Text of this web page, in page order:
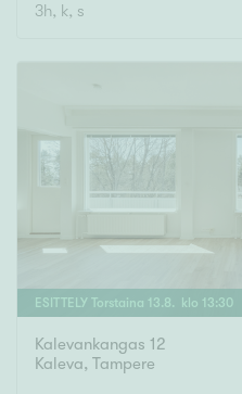
3h, k, s
ESITTELY Torstaina 13. 8 . klo 13:30
Kalevankangas 12
Kaleva, Tampere